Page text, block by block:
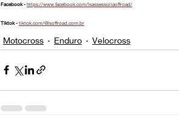
Facebook - https://www.facebook.com/lsassessoriaoffroad/
Tiktok - tiktok.com/@lsoffroad.com.br
Motocross Enduro Velocross